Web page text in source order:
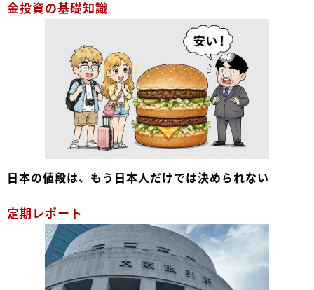
金投資の基礎知識
日本の値段は、もう日本人だけでは決められない
定期レポート